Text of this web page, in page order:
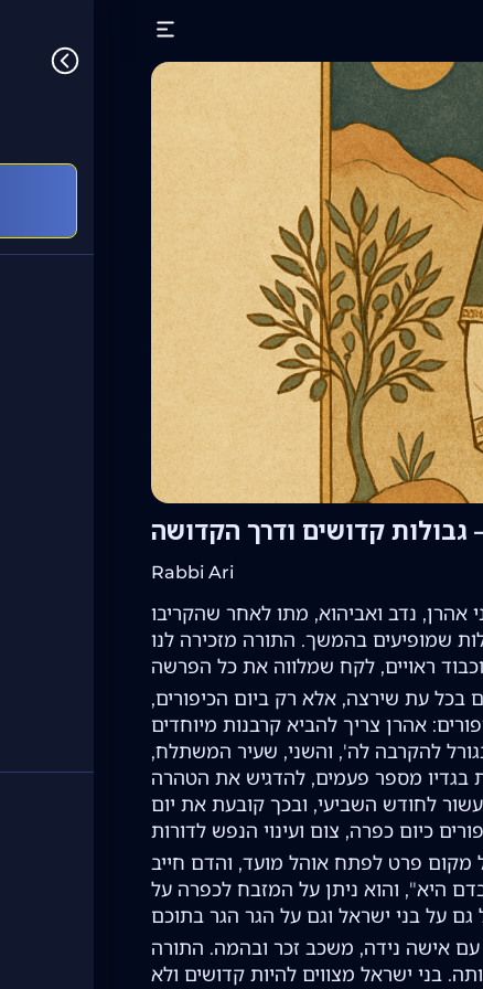
קדושים ודרך הקדושה
Rabbi Ari
נדב ואביהוא, מתו לאחר שהקריבו
שמופיעים בהמשך. התורה מזכירה לנו
עת שירצה, אלא רק ביום הכיפורים,
אהרן צריך להביא קרבנות מיוחדים
להקרבה לה', והשני, שעיר המשתלח,
בגדיו מספר פעמים, להדגיש את הטהרה
לחודש השביעי, ובכך קובעת את יום
פרט לפתח אוהל מועד, והדם חייב
היא", והוא ניתן על המזבח לכפרה על
אישה נידה, משכב זכר ובהמה. התורה
בני ישראל מצווים להיות קדושים ולא